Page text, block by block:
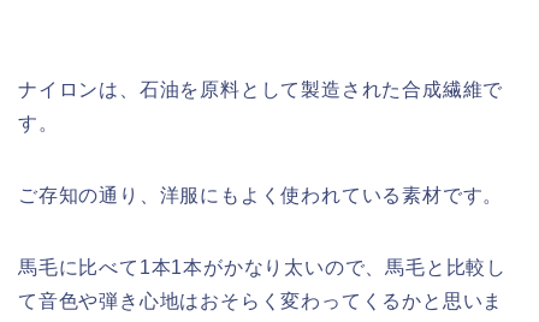
ナイロンは、石油を原料として製造された合成繊維で
す。
ご存知の通り、洋服にもよく使われている素材です。
馬毛に比べて1本1本がかなり太いので、馬毛と比較し
て音色や弾き心地はおそらく変わってくるかと思いま